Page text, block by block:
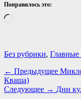
Понравилось это:
Категории
Без рубрики, Главные
Навигация
по
← Предыдущее
Кваша)
Следующее → Дни